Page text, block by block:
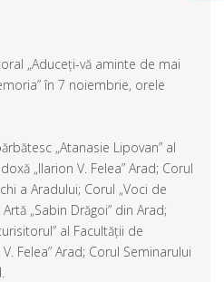
„Aduceți-vă aminte de mai
în 7 noiembrie, orele
„Atanasie Lipovan” al
„Ilarion V. Felea” Arad; Corul
a Aradului; Corul „Voci de
„Sabin Drăgoi” din Arad;
al Facultății de
Felea” Arad; Corul Seminarului